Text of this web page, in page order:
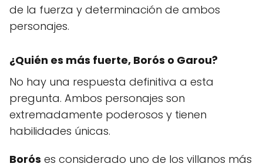
de la fuerza y determinación de ambos
personajes.
¿Quién es más fuerte, Borós o Garou?
No hay una respuesta definitiva a esta
pregunta. Ambos personajes son
extremadamente poderosos y tienen
habilidades únicas.
Borós es considerado uno de los villanos más